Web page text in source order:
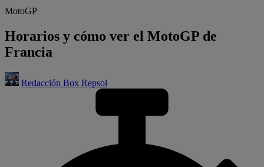
MotoGP
Horarios y cómo ver el MotoGP de
Francia
Redacción Box Repsol